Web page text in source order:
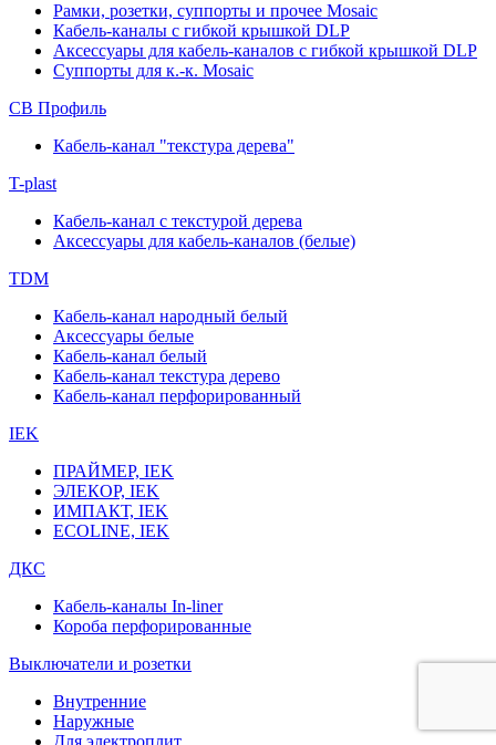
Рамки, розетки, суппорты и прочее Mosaic
Кабель-каналы с гибкой крышкой DLP
Аксессуары для кабель-каналов с гибкой крышкой DLP
Суппорты для к.-к. Mosaic
СВ Профиль
Кабель-канал "текстура дерева"
T-plast
Кабель-канал с текстурой дерева
Аксессуары для кабель-каналов (белые)
TDM
Кабель-канал народный белый
Аксессуары белые
Кабель-канал белый
Кабель-канал текстура дерево
Кабель-канал перфорированный
IEK
ПРАЙМЕР, IEK
ЭЛЕКОР, IEK
ИМПАКТ, IEK
ECOLINE, IEK
ДКС
Кабель-каналы In-liner
Короба перфорированные
Выключатели и розетки
Внутренние
Наружные
Для электроплит